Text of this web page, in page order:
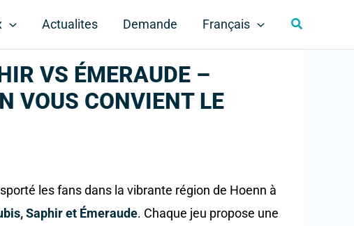
Actualites Demande Français Rechercher
VS ÉMERAUDE –
VOUS CONVIENT LE
les fans dans la vibrante région de Hoenn à
Saphir et Émeraude. Chaque jeu propose une